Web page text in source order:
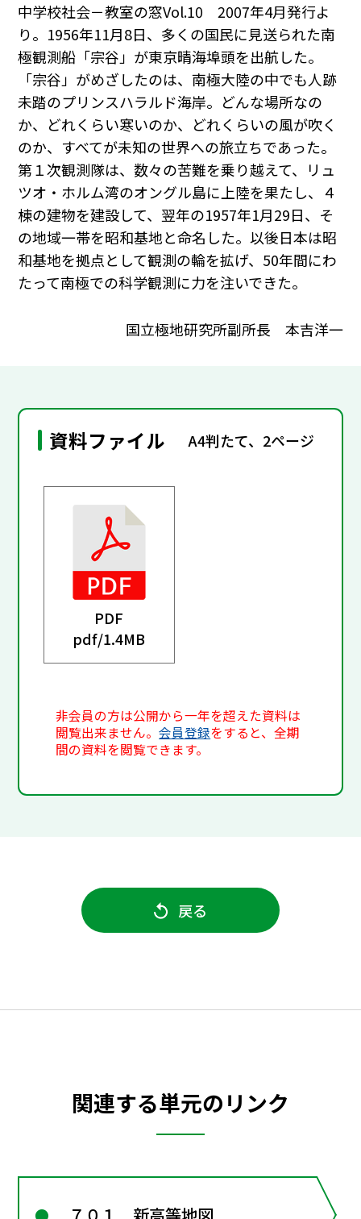
中学校社会－教室の窓Vol.10 2007年4月発行よ
り。1956年11月8日、多くの国民に見送られた南
極観測船「宗谷」が東京晴海埠頭を出航した。
「宗谷」がめざしたのは、南極大陸の中でも人跡
未踏のプリンスハラルド海岸。どんな場所なの
か、どれくらい寒いのか、どれくらいの風が吹く
のか、すべてが未知の世界への旅立ちであった。
第１次観測隊は、数々の苦難を乗り越えて、リュ
ツオ・ホルム湾のオングル島に上陸を果たし、４
棟の建物を建設して、翌年の1957年1月29日、そ
の地域一帯を昭和基地と命名した。以後日本は昭
和基地を拠点として観測の輪を拡げ、50年間にわ
たって南極での科学観測に力を注いできた。
国立極地研究所副所長 本吉洋一
資料ファイル A4判たて、2ページ
PDF
pdf/1.4MB
非会員の方は公開から一年を超えた資料は
閲覧出来ません。会員登録をすると、全期
間の資料を閲覧できます。
戻る
関連する単元のリンク